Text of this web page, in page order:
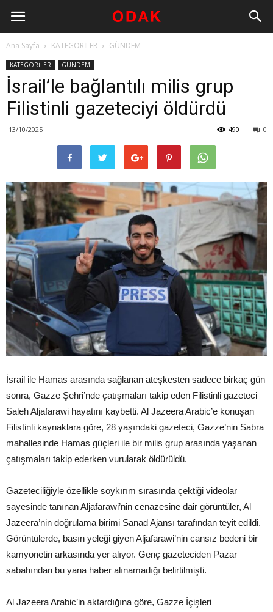
Ana Sayfa KATEGORİLER GÜNDEM
KATEGORİLER GÜNDEM
İsrail’le bağlantılı milis grup
Filistinli gazeteciyi öldürdü
13/10/2025 0
490
İsrail ile Hamas arasında sağlanan ateşkesten sadece birkaç gün
sonra, Gazze Şehri’nde çatışmaları takip eden Filistinli gazeteci
Saleh Aljafarawi hayatını kaybetti. Al Jazeera Arabic’e konuşan
Filistinli kaynaklara göre, 28 yaşındaki gazeteci, Gazze’nin Sabra
mahallesinde Hamas güçleri ile bir milis grup arasında yaşanan
çatışmaları takip ederken vurularak öldürüldü.
Gazeteciliğiyle özellikle soykırım sırasında çektiği videolar
sayesinde tanınan Aljafarawi’nin cenazesine dair görüntüler, Al
Jazeera’nin doğrulama birimi Sanad Ajansı tarafından teyit edildi.
Görüntülerde, basın yeleği giyen Aljafarawi’nin cansız bedeni bir
kamyonetin arkasında yer alıyor. Genç gazeteciden Pazar
sabahından bu yana haber alınamadığı belirtilmişti.
Al Jazeera Arabic’in aktardığına göre, Gazze İçişleri